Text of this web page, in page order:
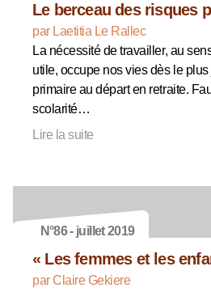
Le berceau des risques
par Laetitia Le Rallec
La nécessité de travailler, au
utile, occupe nos vies dès le
primaire au départ en retraite.
scolarité…
Lire la suite
N°86 - juillet 2019
« Les femmes et les
par Claire Gekiere